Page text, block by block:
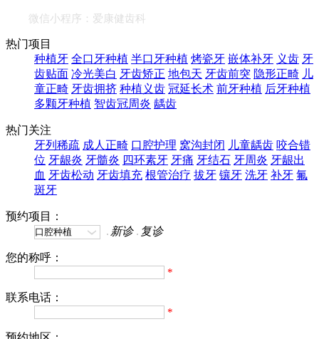
微信小程序：爱康健齿科
热门项目
种植牙 全口牙种植 半口牙种植 烤瓷牙 嵌体补牙 义齿 牙
齿贴面 冷光美白 牙齿矫正 地包天 牙齿前突 隐形正畸 儿
童正畸 牙齿拥挤 种植义齿 冠延长术 前牙种植 后牙种植
多颗牙种植 智齿冠周炎 龋齿
热门关注
牙列稀疏 成人正畸 口腔护理 窝沟封闭 儿童龋齿 咬合错
位 牙龈炎 牙髓炎 四环素牙 牙痛 牙结石 牙周炎 牙龈出
血 牙齿松动 牙齿填充 根管治疗 拔牙 镶牙 洗牙 补牙 氟
斑牙
预约项目：
新诊
复诊
您的称呼：
*
联系电话：
*